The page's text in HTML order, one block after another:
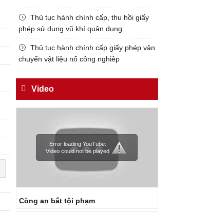
KÍNH TRỌNG LỄ PHÉP
Đối với công việc, phải
TẬN TỤY
Đối với địch, phải
Trích thư Chủ tịch Hồ Chí Minh
gửi Công an Khu XII,
Thủ tục hành chính cấp, thu hồi giấy
phép sử dụng vũ khí quân dụng
Thủ tục hành chính cấp giấy phép vận
chuyển vật liệu nổ công nghiêp
Video
Error loading YouTube:
Video could not be played
Công an bắt tội phạm